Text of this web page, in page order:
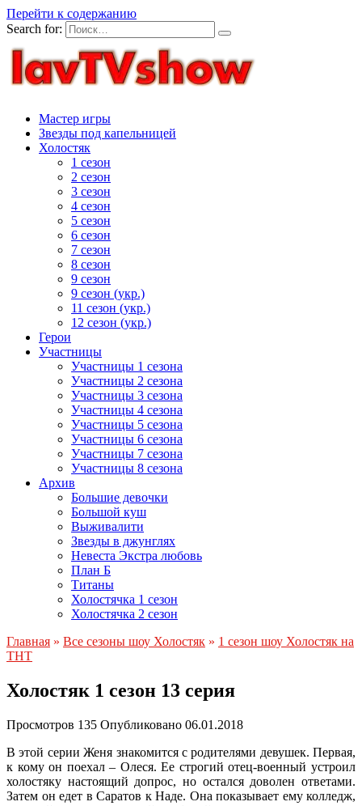
Перейти к содержанию
Search for:
Мастер игры
Звезды под капельницей
Холостяк
1 сезон
2 сезон
3 сезон
4 сезон
5 сезон
6 сезон
7 сезон
8 сезон
9 сезон
9 сезон (укр.)
11 сезон (укр.)
12 сезон (укр.)
Герои
Участницы
Участницы 1 сезона
Участницы 2 сезона
Участницы 3 сезона
Участницы 4 сезона
Участницы 5 сезона
Участницы 6 сезона
Участницы 7 сезона
Участницы 8 сезона
Архив
Большие девочки
Большой куш
Выживалити
Звезды в джунглях
Невеста Экстра любовь
План Б
Титаны
Холостячка 1 сезон
Холостячка 2 сезон
Главная » Все сезоны шоу Холостяк » 1 сезон шоу Холостяк на
ТНТ
Холостяк 1 сезон 13 серия
Просмотров 135 Опубликовано 06.01.2018
В этой серии Женя знакомится с родителями девушек. Первая,
к кому он поехал – Олеся. Ее строгий отец-военный устроил
холостяку настоящий допрос, но остался доволен ответами.
Затем он едет в Саратов к Наде. Она показывает ему колледж,